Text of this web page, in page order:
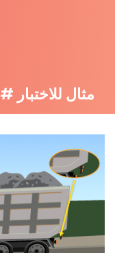
مثال للاختبار #78